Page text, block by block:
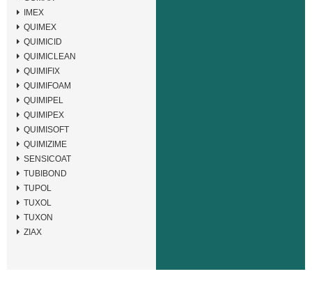
IMEX
QUIMEX
QUIMICID
QUIMICLEAN
QUIMIFIX
QUIMIFOAM
QUIMIPEL
QUIMIPEX
QUIMISOFT
QUIMIZIME
SENSICOAT
TUBIBOND
TUPOL
TUXOL
TUXON
ZIAX